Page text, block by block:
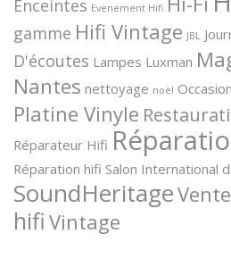
Enceintes Evenement Hifi
gamme Hifi Vintage JBL
D'écoutes Lampes Luxman
Nantes nettoyage noël Occasion
Platine Vinyle
Réparateur Hifi
Réparation hifi Salon International
SoundHeritageVente
hifi Vintage